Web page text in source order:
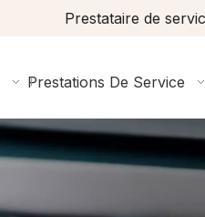
Prestataire de
Prestations De Service